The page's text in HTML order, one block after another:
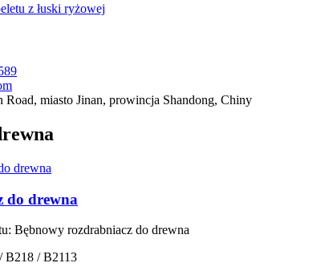
z łuski ryżowej
Road, miasto Jinan, prowincja Shandong, Chiny
do drewna
Bębnowy rozdrabniacz do drewna
B218 / B2113